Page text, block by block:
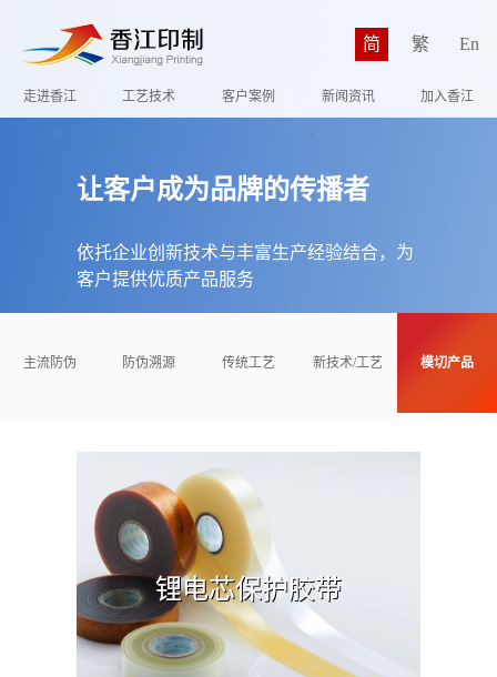
走进香江 工艺技术 客户案例 新闻资讯 加入香江
简 繁 En
让客户成为品牌的传播者
依托企业创新技术与丰富生产经验结合，为
客户提供优质产品服务
主流防伪 防伪溯源 传统工艺 新技术/工艺 模切产品
锂电芯保护胶带